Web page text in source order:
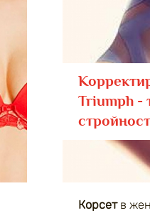
Triumph -
Корсетв